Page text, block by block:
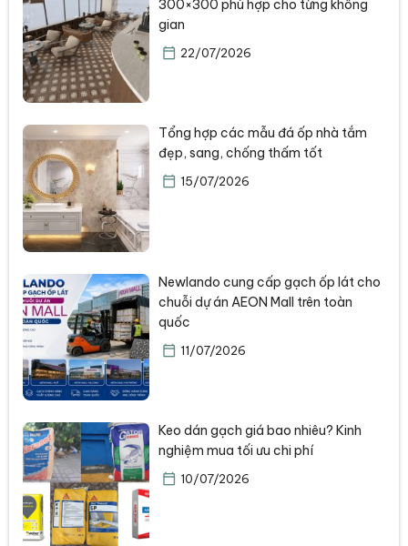
300×300 phù hợp cho từng không
gian
22/07/2026
Tổng hợp các mẫu đá ốp nhà tắm
đẹp, sang, chống thấm tốt
15/07/2026
Newlando cung cấp gạch ốp lát cho
chuỗi dự án AEON Mall trên toàn
quốc
11/07/2026
Keo dán gạch giá bao nhiêu? Kinh
nghiệm mua tối ưu chi phí
10/07/2026